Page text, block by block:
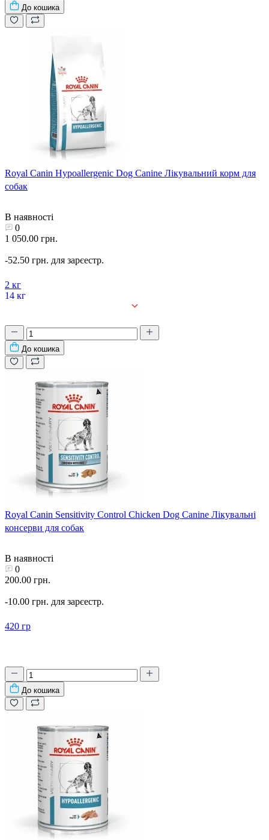
До кошика
Royal Canin Hypoallergenic Dog Canine Лікувальний корм для
собак
В наявності
0
1 050.00 грн.
-52.50 грн. для зарєестр.
2 кг
14 кг
До кошика
Royal Canin Sensitivity Control Chicken Dog Canine Лікувальні
консерви для собак
В наявності
0
200.00 грн.
-10.00 грн. для зарєестр.
420 гр
До кошика